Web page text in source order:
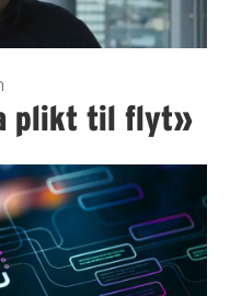
plikt til flyt»